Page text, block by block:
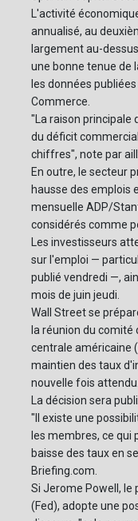
L'activité
annualisé, au
largement au-
une bonne tenue de
les données
Commerce.
"La raison principale
du déficit
chiffres", note par
En outre, le secteur
hausse des emplois
mensuelle ADP/
considérés comme
Les investisseurs
sur l'emploi —
publié vendredi —,
mois de juin jeudi.
Wall Street se
la réunion du
centrale américaine
maintien des taux
nouvelle fois attendu.
La décision sera
"Il existe une
les membres, ce qui
baisse des taux en
Briefing.com.
Si Jerome Powell, le
(Fed), adopte une